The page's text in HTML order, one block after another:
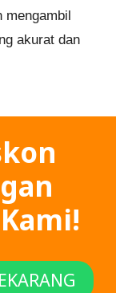
mengambil
akurat dan